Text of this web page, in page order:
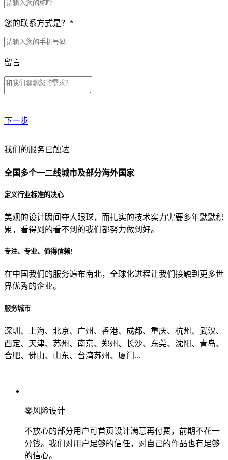
您的联系方式是？ *
留言
下一步
贵公司预算范围是？
贵公司的团队规模是？
目前主要的营销渠道是？
我们的服务已触达
全国多个一二线城市及部分海外国家
定义行业标准的决心
美观的设计瞬间夺人眼球，而扎实的技术实力需要多年默默积
累，看得到的看不到的我们都努力做到好。
专注、专业、值得信赖!
在中国我们的服务遍布南北，全球化进程让我们接触到更多世
界优秀的企业。
服务城市
深圳、上海、北京、广州、香港、成都、重庆、杭州、武汉、
西定、天津、苏州、南京、郑州、长沙、东莞、沈阳、青岛、
合肥、佛山、山东、台湾苏州、厦门...
零风险设计
不放心的部分用户可首页设计满意再付费，前期不花一
分钱。我们对用户足够的信任，对自己的作品也有足够
的信心。